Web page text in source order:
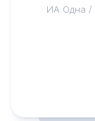
ИА Одна /